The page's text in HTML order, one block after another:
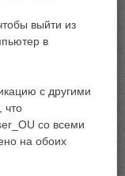
выйти из
в
с другими
что
со всеми
на обоих